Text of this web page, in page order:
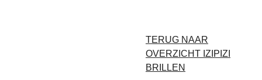
TERUG NAAR
OVERZICHT IZIPIZI
BRILLEN